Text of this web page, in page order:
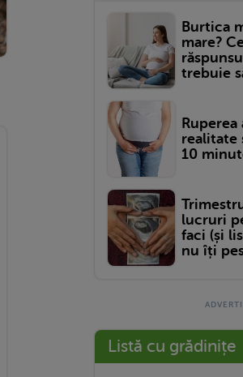
Burtica
mare?
trebuie
realitate
10
lucruri
faci (și
nu îți
Listă cu grădinițe